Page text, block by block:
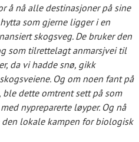
å nå alle destinasjoner på sine
som gjerne ligger i en
skogsveg. De bruker den
som tilrettelagt anmarsjvei til
da vi hadde snø, gikk
Og om noen fant på
dette omtrent sett på som
nypreparerte løyper. Og nå
lokale kampen for biologisk